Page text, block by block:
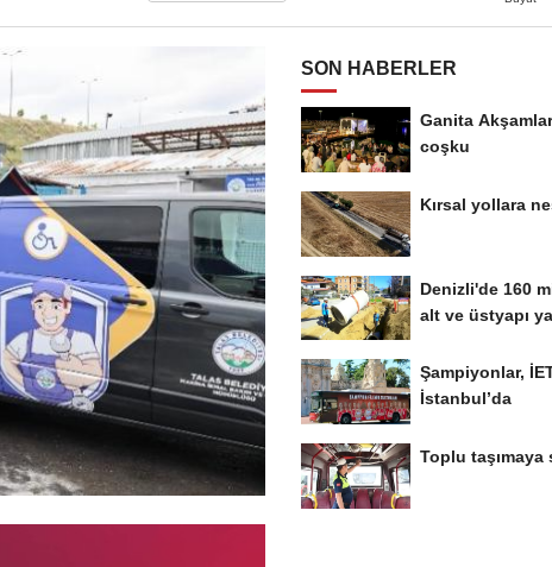
SON HABERLER
Ganita
coşku
Kırsal yollara
Denizli'de 160
alt ve üstyapı
Şampiyonlar,
İstanbul’da
Toplu taşımaya